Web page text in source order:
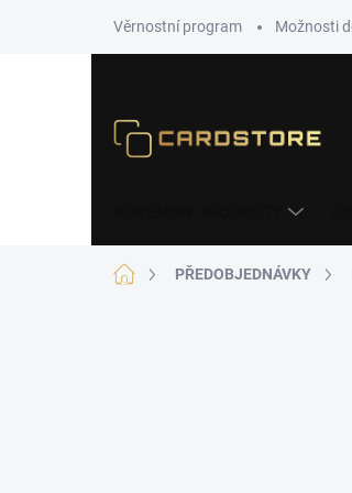
Věrnostní program Možnosti
Domů PŘEDOBJEDNÁVKY